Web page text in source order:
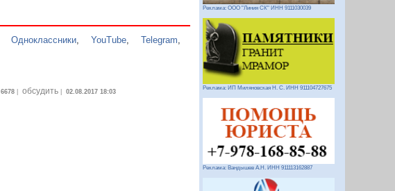
Одноклассники ,YouTube ,Telegram
6678| обсудить| 02.08.2017 18:03
Реклама: ООО "Линия СК" ИНН 9111030039
Реклама: ИП Миляновская Н. С. ИНН 911104727675
Реклама: Вандышев А.Н. ИНН 911113162887